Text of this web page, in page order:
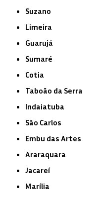
Suzano
Limeira
Guarujá
Sumaré
Cotia
Taboão da Serra
Indaiatuba
São Carlos
Embu das Artes
Araraquara
Jacareí
Marília